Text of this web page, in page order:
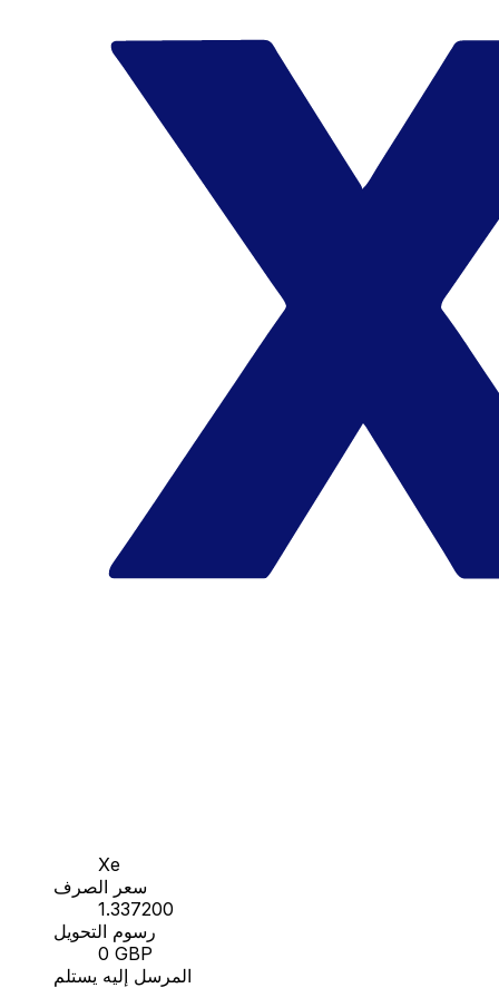
Xe
سعر الصرف
1.337200
رسوم التحويل
0 GBP
المرسل إليه يستلم